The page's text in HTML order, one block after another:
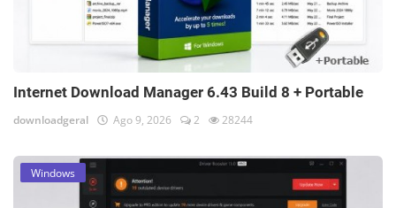
Internet Download Manager 6.43 Build 8 + Portable
downloadgeral Ago 9, 2026 2 28244
Windows